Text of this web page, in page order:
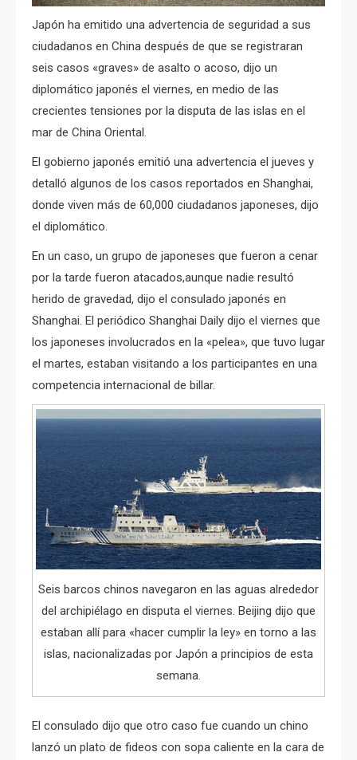
Japón ha emitido una advertencia de seguridad a sus
ciudadanos en China después de que se registraran
seis casos «graves» de asalto o acoso, dijo un
diplomático japonés el viernes, en medio de las
crecientes tensiones por la disputa de las islas en el
mar de China Oriental.
El gobierno japonés emitió una advertencia el jueves y
detalló algunos de los casos reportados en Shanghai,
donde viven más de 60,000 ciudadanos japoneses, dijo
el diplomático.
En un caso, un grupo de japoneses que fueron a cenar
por la tarde fueron atacados,aunque nadie resultó
herido de gravedad, dijo el consulado japonés en
Shanghai. El periódico Shanghai Daily dijo el viernes que
los japoneses involucrados en la «pelea», que tuvo lugar
el martes, estaban visitando a los participantes en una
competencia internacional de billar.
Seis barcos chinos navegaron en las aguas alrededor
del archipiélago en disputa el viernes. Beijing dijo que
estaban allí para «hacer cumplir la ley» en torno a las
islas, nacionalizadas por Japón a principios de esta
semana.
El consulado dijo que otro caso fue cuando un chino
lanzó un plato de fideos con sopa caliente en la cara de